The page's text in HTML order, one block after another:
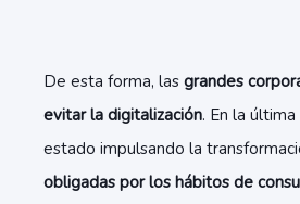
De esta forma, las grandes
evitar la digitalización. En la
estado impulsando la
obligadas por los hábitos de